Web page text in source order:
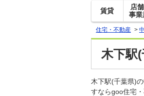
賃貸
店
事業
住宅・不動産 >
木下駅
木下駅(千葉県)
すならgoo住宅